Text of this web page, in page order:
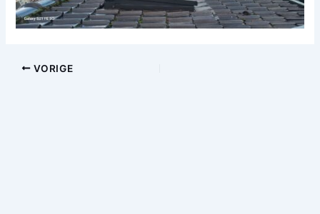
VORIGE